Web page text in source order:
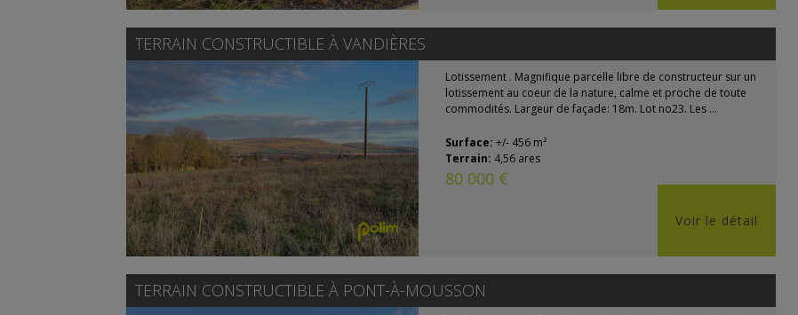
TERRAIN CONSTRUCTIBLE À VANDIÈRES
Lotissement . Magnifique parcelle libre de constructeur sur un
lotissement au coeur de la nature, calme et proche de toute
commodités. Largeur de façade: 18m. Lot no23. Les ...
Surface: +/- 456 m²
Terrain: 4,56 ares
80 000 €
Voir le détail
TERRAIN CONSTRUCTIBLE À PONT-À-MOUSSON